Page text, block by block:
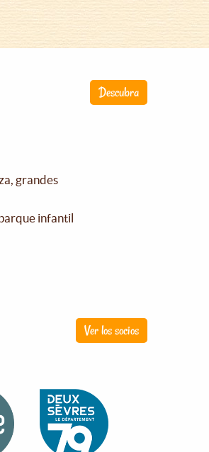
Descubra
grandes
infantil
Ver los socios